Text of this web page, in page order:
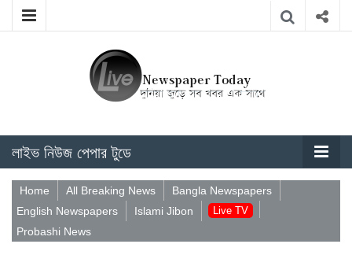
লাইভ নিউজ পেপার টুডে
Home All Breaking News
Bangla Newspapers
English Newspapers
Islami Jibon Live TV
Probashi News